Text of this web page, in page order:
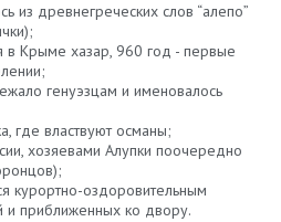
из древнегреческих слов “алепо”
в Крыме хазар, 960 год - первые
генуэзцам и именовалось
где властвуют османы;
хозяевами Алупки поочередно
курортно-оздоровительным
и приближенных ко двору.